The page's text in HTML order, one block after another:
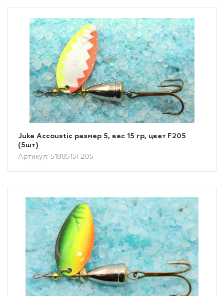
Juke Accoustic размер 5, вес 15 гр, цвет F205
(5шт)
Артикул: 5188515F205